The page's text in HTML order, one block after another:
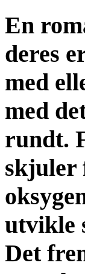
En
deres
med
med
rundt.
skjuler
utvikle
Det